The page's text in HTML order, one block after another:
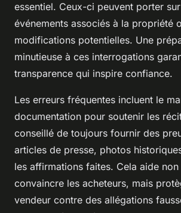
essentiel. Ceux-ci peuvent porter
événements associés à la propriété
modifications potentielles. Une
minutieuse à ces interrogations
transparence qui inspire confiance.
Les erreurs fréquentes incluent le
documentation pour soutenir les
conseillé de toujours fournir des
articles de presse, photos
les affirmations faites. Cela aide non
convaincre les acheteurs, mais
vendeur contre des allégations